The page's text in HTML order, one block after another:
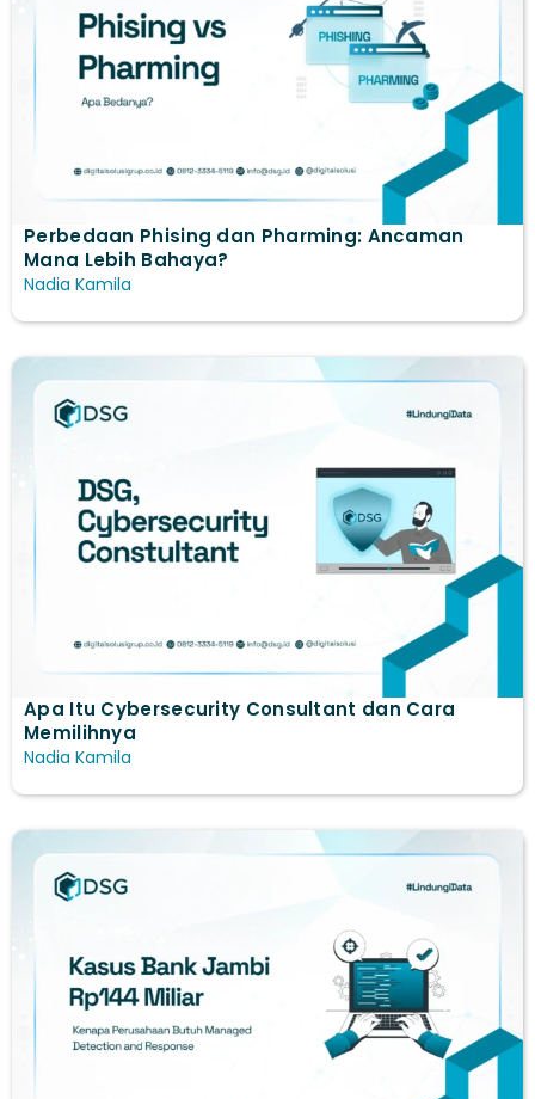
Perbedaan Phising dan Pharming: Ancaman
Mana Lebih Bahaya?
Nadia Kamila
Apa Itu Cybersecurity Consultant dan Cara
Memilihnya
Nadia Kamila